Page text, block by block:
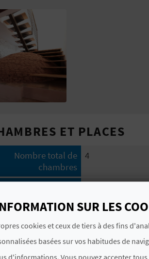
ET PLACES
Nombre total de
chambres
4
Indicateur de
classement de luxe
Non
SUR LES
cookies et ceux de tiers à des fins
basées sur vos habitudes de
d'informations. Vous pouvez accepter